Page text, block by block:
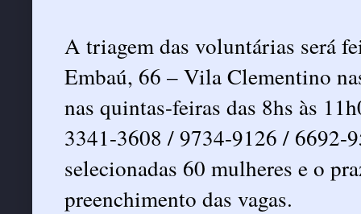
A triagem das voluntárias será
Embaú, 66 – Vila Clementino
nas quintas-feiras das 8hs às
3341-3608 / 9734-9126 / 6692-
selecionadas 60 mulheres e o
preenchimento das vagas.